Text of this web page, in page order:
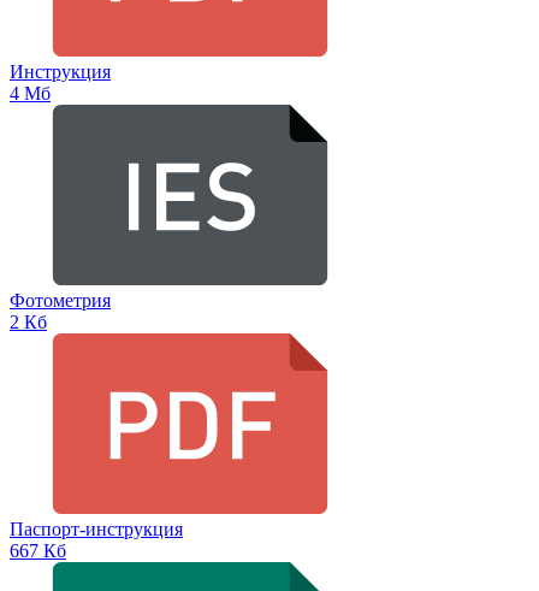
Инструкция
4 Мб
Фотометрия
2 Кб
Паспорт-инструкция
667 Кб